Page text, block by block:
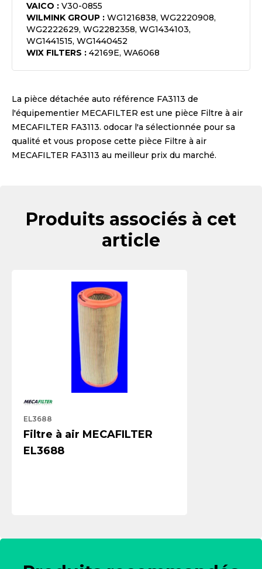
VAICO : V30-0855
WILMINK GROUP : WG1216838, WG2220908,
WG2222629, WG2282358, WG1434103,
WG1441515, WG1440452
WIX FILTERS : 42169E, WA6068
La pièce détachée auto référence FA3113 de
l'équipementier MECAFILTER est une pièce Filtre à air
MECAFILTER FA3113. odocar l'a sélectionnée pour sa
qualité et vous propose cette pièce Filtre à air
MECAFILTER FA3113 au meilleur prix du marché.
Produits associés à cet
article
EL3688
Filtre à air MECAFILTER
EL3688